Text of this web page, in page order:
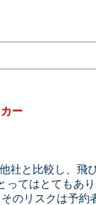
ー
社と比較し、飛
ってはとてもあ
のリスクは予